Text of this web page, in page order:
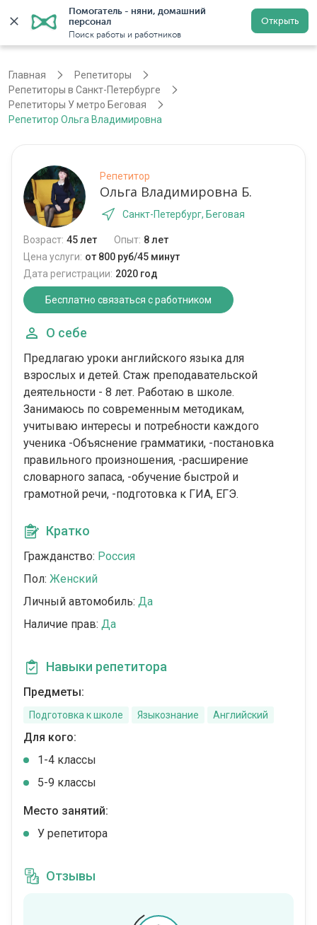
Помогатель - няни, домашний
персонал
Поиск работы и работников
Открыть
Санкт-Петербург Регистрация
Главная
Репетиторы
Репетиторы в Санкт-Петербурге
Репетиторы У метро Беговая
Репетитор Ольга Владимировна
Репетитор
Ольга Владимировна Б.
Санкт-Петербург, Беговая
Возраст: 45 лет Опыт: 8 лет
Цена услуги: от 800 руб/45 минут
Дата регистрации: 2020 год
Бесплатно связаться с работником
О себе
Предлагаю уроки английского языка для
взрослых и детей. Стаж преподавательской
деятельности - 8 лет. Работаю в школе.
Занимаюсь по современным методикам,
учитываю интересы и потребности каждого
ученика -Объяснение грамматики, -постановка
правильного произношения, -расширение
словарного запаса, -обучение быстрой и
грамотной речи, -подготовка к ГИА, ЕГЭ.
Кратко
Гражданство: Россия
Пол: Женский
Личный автомобиль: Да
Наличие прав: Да
Навыки репетитора
Предметы:
Подготовка к школе Языкознание Английский
Для кого:
1-4 классы
5-9 классы
Место занятий:
У репетитора
Отзывы